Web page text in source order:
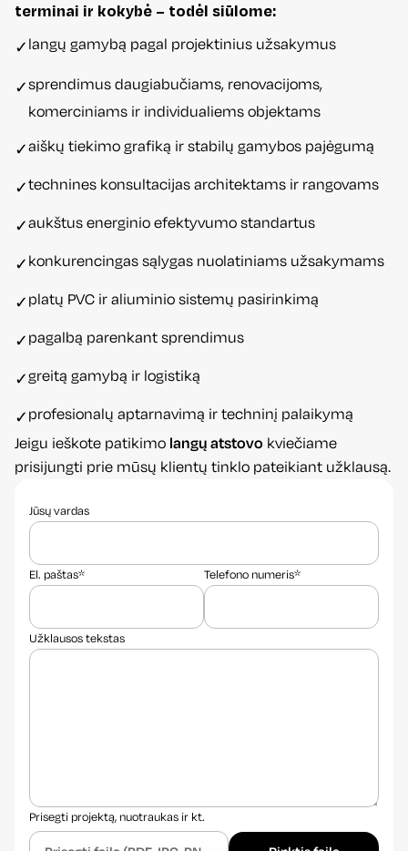
terminai ir kokybė – todėl siūlome:
✓langų gamybą pagal projektinius užsakymus
✓sprendimus daugiabučiams, renovacijoms,
komerciniams ir individualiems objektams
✓aiškų tiekimo grafiką ir stabilų gamybos pajėgumą
✓technines konsultacijas architektams ir rangovams
✓aukštus energinio efektyvumo standartus
✓konkurencingas sąlygas nuolatiniams užsakymams
✓platų PVC ir aliuminio sistemų pasirinkimą
✓pagalbą parenkant sprendimus
✓greitą gamybą ir logistiką
✓profesionalų aptarnavimą ir techninį palaikymą
Jeigu ieškote patikimo langų atstovo kviečiame
prisijungti prie mūsų klientų tinklo pateikiant užklausą.
Jūsų vardas
El. paštas* Telefono numeris*
Užklausos tekstas
Prisegti projektą, nuotraukas ir kt.
Alternative: